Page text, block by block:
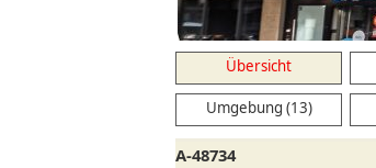
Übersicht
Umgebung (13)
A-48734